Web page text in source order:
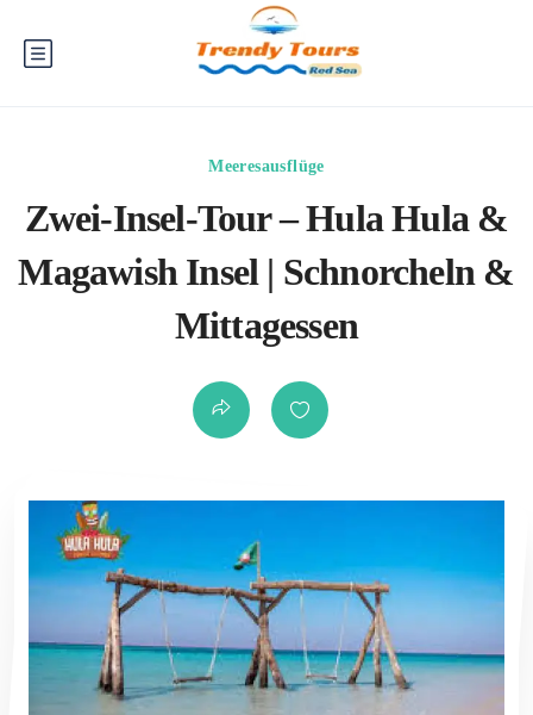
Zwei-Insel-Tour – Hula Hula &
Magawish Insel | Schnorcheln &
Mittagessen
Meeresausflüge